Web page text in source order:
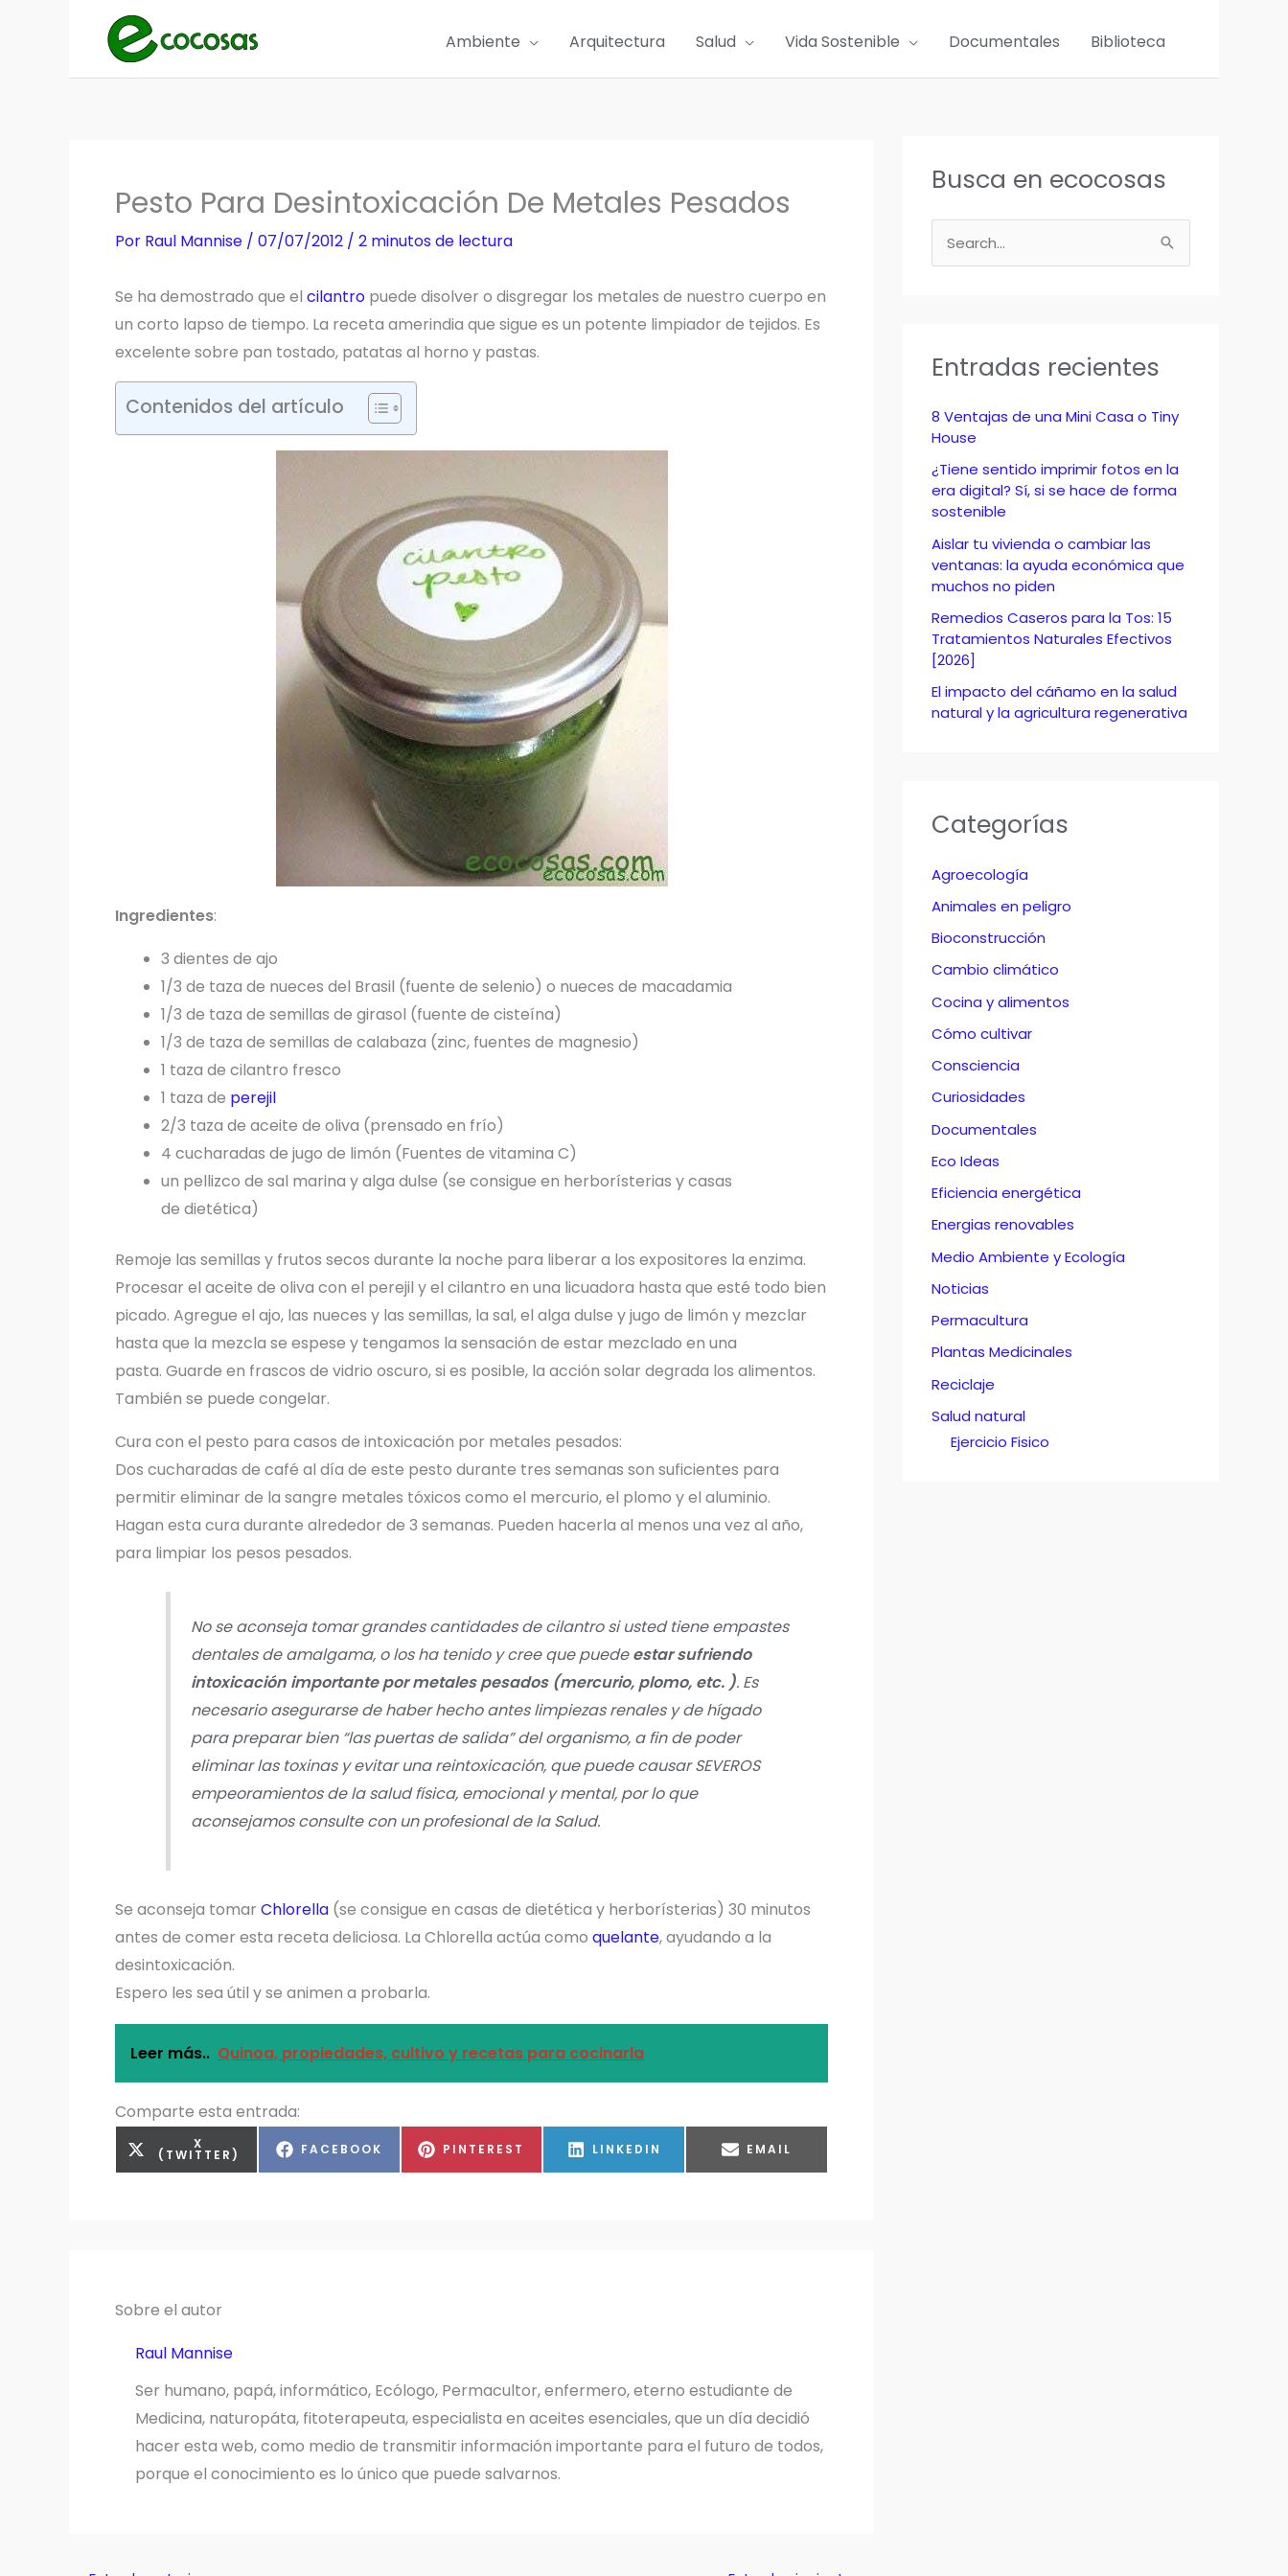
Ambiente Arquitectura Salud Vida Sostenible Documentales Biblioteca
Pesto Para Desintoxicación De Metales Pesados
Por Raul Mannise / 07/07/2012 / 2 minutos de lectura
Se ha demostrado que el cilantro puede disolver o disgregar los metales de nuestro cuerpo en
un corto lapso de tiempo. La receta amerindia que sigue es un potente limpiador de tejidos. Es
excelente sobre pan tostado, patatas al horno y pastas.
Contenidos del artículo
Ingredientes:
3 dientes de ajo
1/3 de taza de nueces del Brasil (fuente de selenio) o nueces de macadamia
1/3 de taza de semillas de girasol (fuente de cisteína)
1/3 de taza de semillas de calabaza (zinc, fuentes de magnesio)
1 taza de cilantro fresco
1 taza de perejil
2/3 taza de aceite de oliva (prensado en frío)
4 cucharadas de jugo de limón (Fuentes de vitamina C)
un pellizco de sal marina y alga dulse (se consigue en herborísterias y casas
de dietética)
Remoje las semillas y frutos secos durante la noche para liberar a los expositores la enzima.
Procesar el aceite de oliva con el perejil y el cilantro en una licuadora hasta que esté todo bien
picado. Agregue el ajo, las nueces y las semillas, la sal, el alga dulse y jugo de limón y mezclar
hasta que la mezcla se espese y tengamos la sensación de estar mezclado en una
pasta. Guarde en frascos de vidrio oscuro, si es posible, la acción solar degrada los alimentos.
También se puede congelar.
Cura con el pesto para casos de intoxicación por metales pesados:
Dos cucharadas de café al día de este pesto durante tres semanas son suficientes para
permitir eliminar de la sangre metales tóxicos como el mercurio, el plomo y el aluminio.
Hagan esta cura durante alrededor de 3 semanas. Pueden hacerla al menos una vez al año,
para limpiar los pesos pesados.
No se aconseja tomar grandes cantidades de cilantro si usted tiene empastes
dentales de amalgama, o los ha tenido y cree que puedeestar sufriendo
intoxicación importante por metales pesados (mercurio, plomo, etc. ). Es
necesario asegurarse de haber hecho antes limpiezas renales y de hígado
para preparar bien “las puertas de salida” del organismo, a fin de poder
eliminar las toxinas y evitar una reintoxicación, que puede causar SEVEROS
empeoramientos de la salud física, emocional y mental, por lo que
aconsejamos consulte con un profesional de la Salud.
Se aconseja tomar Chlorella (se consigue en casas de dietética y herborísterias) 30 minutos
antes de comer esta receta deliciosa. La Chlorella actúa como quelante, ayudando a la
desintoxicación.
Espero les sea útil y se animen a probarla.
Leer más.. Quinoa, propiedades, cultivo y recetas para cocinarla
Comparte esta entrada:
COMPARTIR
EN
X
(TWITTER) COMPARTIR
FACEBOOK COMPARTIR
PINTEREST COMPARTIR
LINKEDIN COMPARTIR
EMAIL
Sobre el autor
Raul Mannise
Ser humano, papá, informático, Ecólogo, Permacultor, enfermero, eterno estudiante de
Medicina, naturopáta, fitoterapeuta, especialista en aceites esenciales, que un día decidió
hacer esta web, como medio de transmitir información importante para el futuro de todos,
porque el conocimiento es lo único que puede salvarnos.
Busca en ecocosas
u
r
o
:
Entradas recientes
8 Ventajas de una Mini Casa o Tiny
House
¿Tiene sentido imprimir fotos en la
era digital? Sí, si se hace de forma
sostenible
Aislar tu vivienda o cambiar las
ventanas: la ayuda económica que
muchos no piden
Remedios Caseros para la Tos: 15
Tratamientos Naturales Efectivos
[2026]
El impacto del cáñamo en la salud
natural y la agricultura regenerativa
Categorías
Agroecología
Animales en peligro
Bioconstrucción
Cambio climático
Cocina y alimentos
Cómo cultivar
Consciencia
Curiosidades
Documentales
Eco Ideas
Eficiencia energética
Energias renovables
Medio Ambiente y Ecología
Noticias
Permacultura
Plantas Medicinales
Reciclaje
Salud natural
Ejercicio Fisico